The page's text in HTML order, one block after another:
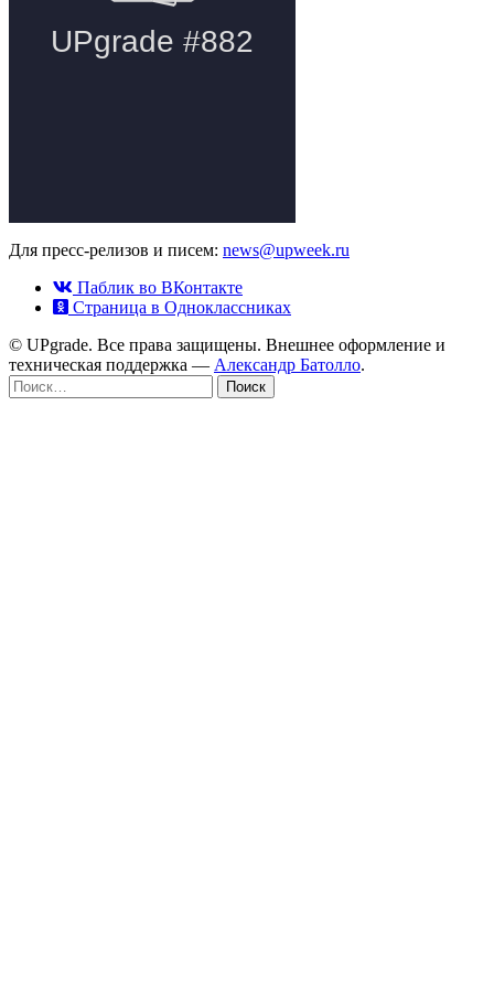
Для пресс-релизов и писем: news@upweek.ru
Паблик во ВКонтакте
Страница в Одноклассниках
© UPgrade. Все права защищены. Внешнее оформление и
техническая поддержка — Александр Батолло.
Найти: